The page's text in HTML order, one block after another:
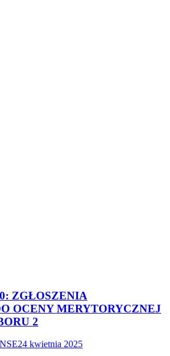
ZGŁOSZENIA
OCENY MERYTORYCZNEJ
2
4 kwietnia 2025